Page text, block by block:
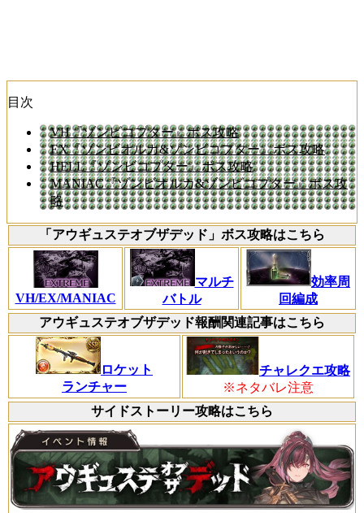
目次
VH『ゾンビコプター』ボス攻略
EX『ゾンビオルカ&ゾンビコプター』ボス攻略
HELL『ゾンビコプター』ボス攻略
MANIAC『ゾンビオルカ&ゾンビコプター』ボス攻
略
「アウギュステオブザデッド」ボス攻略はこちら
VH/EX/MANIAC
マルチ
バトル
効率周
回編成
アウギュステオブザデッド報酬関連記事はこちら
ロケット
ランチャー
チャレクエ攻略
※ネタバレ注意
サイドストーリー攻略はこちら